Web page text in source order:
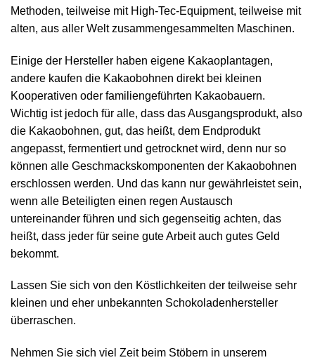
Methoden, teilweise mit High-Tec-Equipment, teilweise mit
alten, aus aller Welt zusammengesammelten Maschinen.
Einige der Hersteller haben eigene Kakaoplantagen,
andere kaufen die Kakaobohnen direkt bei kleinen
Kooperativen oder familiengeführten Kakaobauern.
Wichtig ist jedoch für alle, dass das Ausgangsprodukt, also
die Kakaobohnen, gut, das heißt, dem Endprodukt
angepasst, fermentiert und getrocknet wird, denn nur so
können alle Geschmackskomponenten der Kakaobohnen
erschlossen werden. Und das kann nur gewährleistet sein,
wenn alle Beteiligten einen regen Austausch
untereinander führen und sich gegenseitig achten, das
heißt, dass jeder für seine gute Arbeit auch gutes Geld
bekommt.
Lassen Sie sich von den Köstlichkeiten der teilweise sehr
kleinen und eher unbekannten Schokoladenhersteller
überraschen.
Nehmen Sie sich viel Zeit beim Stöbern in unserem